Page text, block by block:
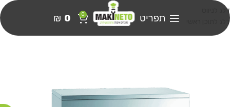
דלג לניווט
דלג לתוכן ראשי
תפריט 0
₪ 0